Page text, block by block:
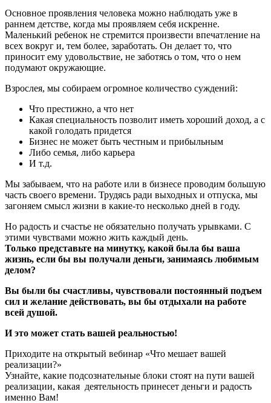
Основное проявления человека можно наблюдать уже в
раннем детстве, когда мы проявляем себя искренне.
Маленький ребенок не стремится произвести впечатление на
всех вокруг и, тем более, заработать. Он делает то, что
приносит ему удовольствие, не заботясь о том, что о нем
подумают окружающие.
Взрослея, мы собираем огромное количество суждений:
Что престижно, а что нет
Какая специальность позволит иметь хороший доход, а с
какой голодать придется
Бизнес не может быть честным и прибыльным
Либо семья, либо карьера
И т.д.
Мы забываем, что на работе или в бизнесе проводим большую
часть своего времени. Трудясь ради выходных и отпуска, мы
загоняем смысл жизни в какие-то несколько дней в году.
Но радость и счастье не обязательно получать урывками. С
этими чувствами можно жить каждый день.
Только представьте на минутку, какой была бы ваша
жизнь, если бы вы получали деньги, занимаясь любимым
делом?
Вы были бы счастливы, чувствовали постоянный подъем
сил и желание действовать, вы бы отдыхали на работе
всей душой.
И это может стать вашей реальностью!
Приходите на открытый вебинар «Что мешает вашей
реализации?»
Узнайте, какие подсознательные блоки стоят на пути вашей
реализации, какая деятельность принесет деньги и радость
именно Вам!